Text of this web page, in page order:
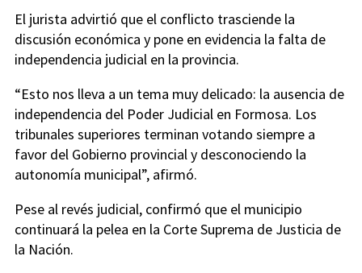
El jurista advirtió que el conflicto trasciende la
discusión económica y pone en evidencia la falta de
independencia judicial en la provincia.
“Esto nos lleva a un tema muy delicado: la ausencia de
independencia del Poder Judicial en Formosa. Los
tribunales superiores terminan votando siempre a
favor del Gobierno provincial y desconociendo la
autonomía municipal”, afirmó.
Pese al revés judicial, confirmó que el municipio
continuará la pelea en la Corte Suprema de Justicia de
la Nación.